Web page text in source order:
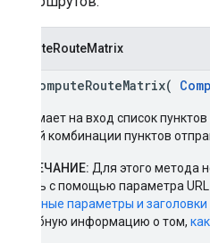
ComputeRouteMatrix
rpc ComputeRouteMatrix(
Принимает на вход список
каждой комбинации пунктов
ПРИМЕЧАНИЕ: Для этого метода
указать с помощью параметра URL
доступные параметры и заголовки
Подробную информацию о том,